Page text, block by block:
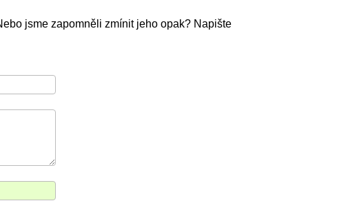
jsme zapomněli zmínit jeho opak? Napište